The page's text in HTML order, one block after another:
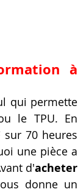
à
qui permette
le TPU. En
sur 70 heures
une pièce a
d'acheter
donne un